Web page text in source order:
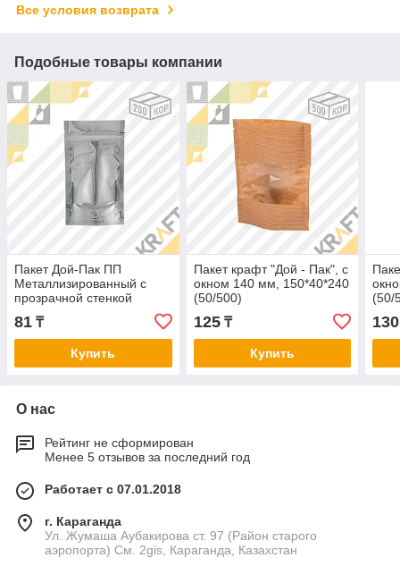
Все условия возврата
Подобные товары компании
Пакет Дой-Пак ПП
Металлизированный с
прозрачной стенкой
81 ₸
Купить
Пакет крафт "Дой - Пак", с
окном 140 мм, 150*40*240
(50/500)
125₸
Купить
(50/
130
О нас
Рейтинг не сформирован
Менее 5 отзывов за последний год
Работает с 07.01.2018
г. Караганда
Ул. Жумаша Аубакирова ст. 97 (Район старого
аэропорта) См. 2gis, Караганда, Казахстан